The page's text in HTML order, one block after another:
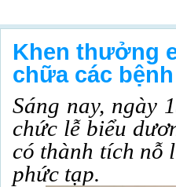
Khen thưởng
chữa các
Sáng nay, ngày
chức lễ biểu
có thành tích nỗ
phức tạp.